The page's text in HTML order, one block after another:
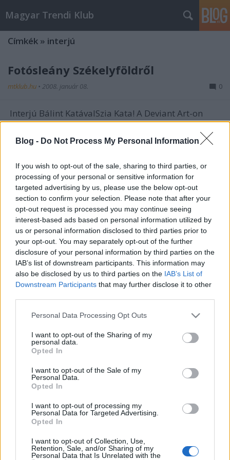
Blog - Do Not Process My Personal Information
If you wish to opt-out of the sale, sharing to third parties, or
processing of your personal or sensitive information for
targeted advertising by us, please use the below opt-out
section to confirm your selection. Please note that after your
opt-out request is processed you may continue seeing
interest-based ads based on personal information utilized by
us or personal information disclosed to third parties prior to
your opt-out. You may separately opt-out of the further
disclosure of your personal information by third parties on the
IAB’s list of downstream participants. This information may
also be disclosed by us to third parties on the IAB’s List of
Downstream Participants that may further disclose it to other
Please note that this website/app uses one or more Google
not limited to your visit or usage behaviour. You may click to
grant or deny consent to Google and its third-party tags to
use your data for below specified purposes in below Google
consent section.
Personal Data Processing Opt Outs
I want to opt-out of the Sharing of my
personal data.
Opted In
I want to opt-out of the Sale of my
Personal Data.
Opted In
I want to opt-out of processing my
Personal Data for Targeted Advertising.
Opted In
I want to opt-out of Collection, Use,
Retention, Sale, and/or Sharing of my
Personal Data that Is Unrelated with the
Magyar Trendi Klub
Címkék » interjú
Fotósleány Székelyföldről
mtklub.hu • 2008. január 08. 0
Interjú Bálint KatávalSzia Kata! A Deviant Art-on
akadtam rád, és megtetszettek a képeid, de először
is kezdjük az elején. Ki is vagy te, honnan jössz, és
merre tartasz?Szervusz! Hogy ki vagyok én, azt talán
harmadéves egyetemista, aki…
A dél-alföldi rém
mtklub.hu•2007. november 24.
Interjú Szatmári Gáborral(rajzoló, festő, punk-rock
énekes, "anti-művész")Rápillantok a tőle kapott Joe
Strummer-t ábrázoló festményre, nagy levegőt
veszek és elindulok. Az alkalomhoz illően pár üveg
Dankó Pista édes vörössel felfegyverkezve
kerestem…
mtklub.hu•2007. november 22.
Évközben Árpád idegenforgalmi jómunkásember és
szerető családatya. Februárban azonban pár napra
elkapja a pepita éxíj. Hasonszőrű barátaival
félelemkeltő maszkok mögé rejtve orcáikat,
kolbásztöltelék-szagú paprikapálinkával és óriási
kolompokkal felszerelve…
Segíthet a következő terhességben